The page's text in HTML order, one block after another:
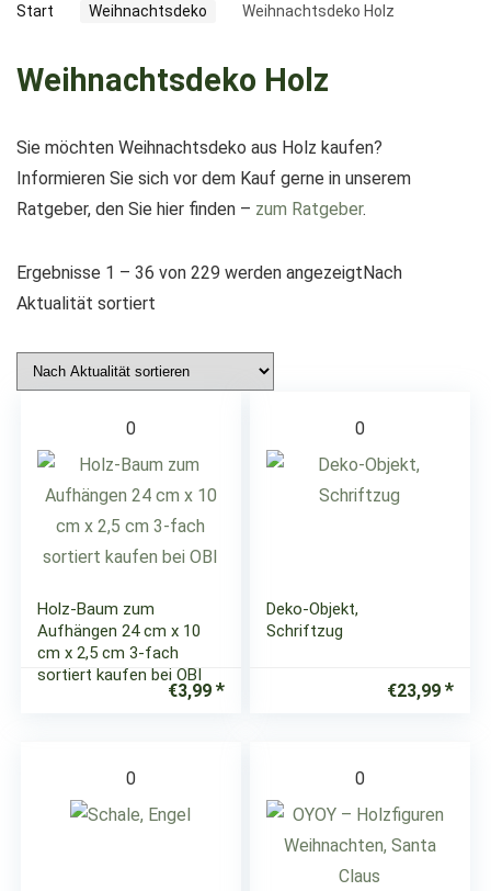
Start Weihnachtsdeko Weihnachtsdeko Holz
Weihnachtsdeko Holz
Sie möchten Weihnachtsdeko aus Holz kaufen?
Informieren Sie sich vor dem Kauf gerne in unserem
Ratgeber, den Sie hier finden – zum Ratgeber.
Ergebnisse 1 – 36 von 229 werden angezeigtNach
Aktualität sortiert
0
Holz-Baum zum
Aufhängen 24 cm x 10
cm x 2,5 cm 3-fach
sortiert kaufen bei OBI
€3,99
0
Deko-Objekt,
Schriftzug
€23,99
0 0